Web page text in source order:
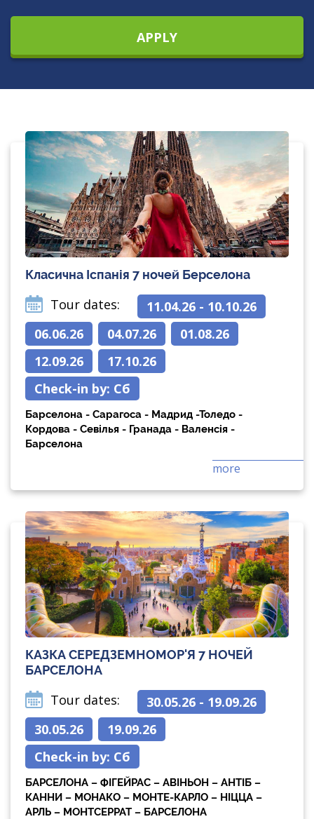
Класична Іспанія 7 ночей Берселона
Tour dates:
11.04.26 - 10.10.26
06.06.26
04.07.26
01.08.26
12.09.26
17.10.26
Check-in by: Сб
Барселона - Сарагоса - Мадрид -Толедо -
Кордова - Севілья - Гранада - Валенсія -
Барселона
more
КАЗКА СЕРЕДЗЕМНОМОР'Я 7 НОЧЕЙ
БАРСЕЛОНА
Tour dates:
30.05.26 - 19.09.26
30.05.26
19.09.26
Check-in by: Сб
БАРСЕЛОНА – ФІГЕЙРАС – АВІНЬОН – АНТІБ –
КАННИ – МОНАКО – МОНТЕ-КАРЛО – НІЦЦА –
АРЛЬ – МОНТСЕРРАТ – БАРСЕЛОНА